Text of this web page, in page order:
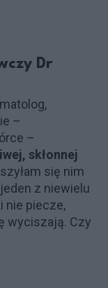
Dr
–
–
skłonnej
się nim
z niewielu
nie piecze,
wyciszają. Czy